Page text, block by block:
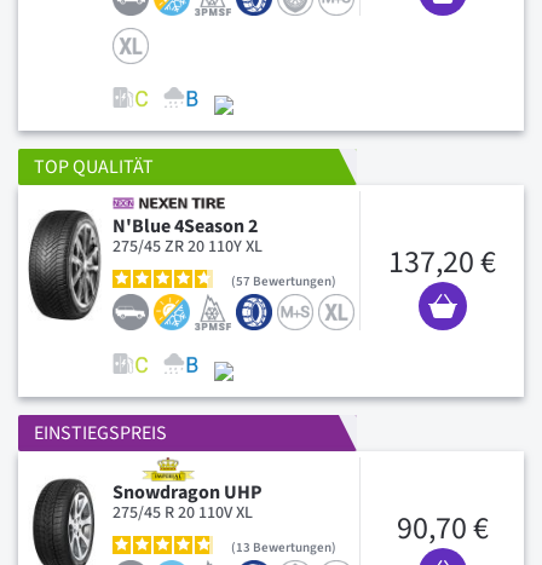
TOP QUALITÄT
N'Blue 4Season 2
275/45 ZR 20 110Y XL
57 Bewertungen 137,20 €
EINSTIEGSPREIS
Snowdragon UHP
275/45 R 20 110V XL
13 Bewertungen 90,70 €